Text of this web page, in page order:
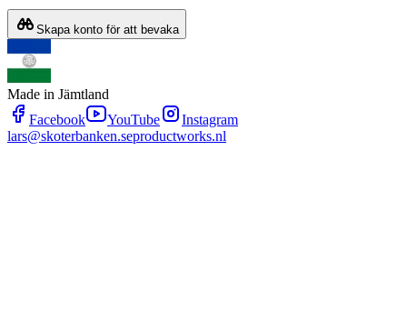
Skapa konto för att bevaka
Made in Jämtland
Facebook
YouTube
Instagram
lars@skoterbanken.seproductworks.nl